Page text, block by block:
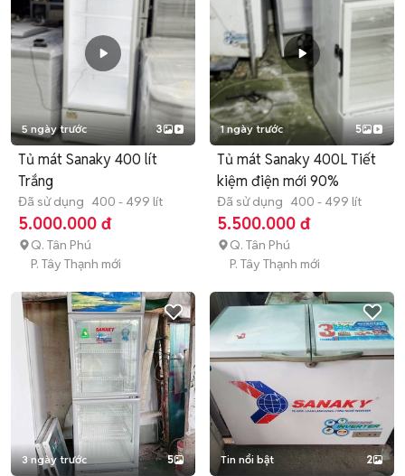
5 ngày trước 3
Tủ mát Sanaky 400 lít
Trắng
Đã sử dụng 400 - 499 lít
5.000.000 đ
Q. Tân Phú
P. Tây Thạnh mới
1 ngày trước 5
Tủ mát Sanaky 400L Tiết
kiệm điện mới 90%
Đã sử dụng 400 - 499 lít
5.500.000 đ
Q. Tân Phú
P. Tây Thạnh mới
3 ngày trước 5 Tin nổi bật 2